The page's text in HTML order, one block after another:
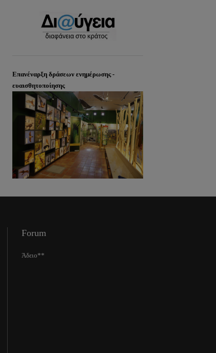
Επανέναρξη δράσεων ενημέρωσης -
ευαισθητοποίησης
Forum
Άδειο**